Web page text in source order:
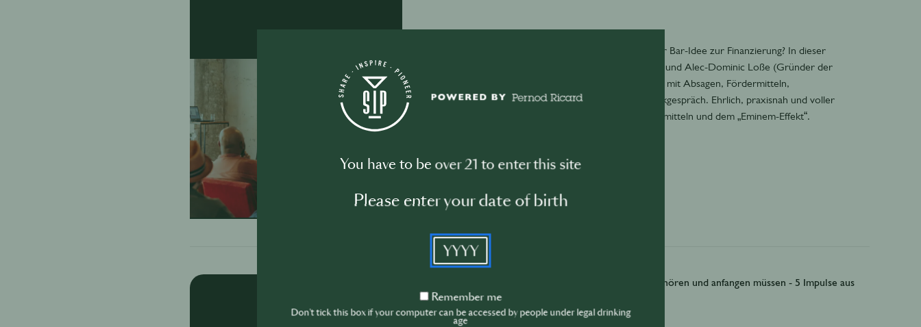
Barträume finanzieren – aber wie? Wie kommt man von der Bar-Idee zur Finanzierung? In dieser
Masterclass erzählen Thorsten Beck (Finanzierungsberater) und Alec-Dominic Loße (Gründer der
„Roaring 20s“-Bar), wie aus einem Konzept Realität wurde – mit Absagen, Fördermitteln,
Durchhaltevermögen und einem perfekt vorbereiteten Bankgespräch. Ehrlich, praxisnah und voller
Insights: So überzeugst du Banken – mit Storytelling, Fördermitteln und dem „Eminem-Effekt“.
April 4th ·45 min
SIP Masterclass | #heiterweiter: Womit wir unbedingt aufhören und anfangen müssen - 5 Impulse aus
dem Maschinenraum einer Bar mit Jörg Meyer
You have to be over 21 to enter this site
Please enter your date of birth
YYYY
Remember
Remember me
Don't tick this box if your computer can be accessed by people under legal drinking
age